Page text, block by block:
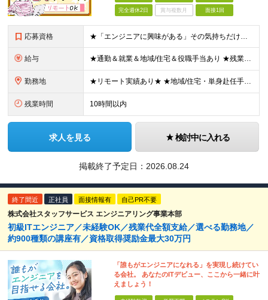
完全週休2日 賞与複数月 面接1回
応募資格 ★「エンジニアに興味がある」その気持ちだけでOK！ ■学歴不問 ■IT知識・実務経験は一切不問！未経験・第二新卒大歓迎 ★ITサポート・IT事務やエンジニアの経験をお持ちの方は優遇します！ 地方在住
給与 ★通勤＆就業＆地域/住宅＆役職手当あり ★残業代は全額支給 ★選べる給与制度あり！ ■東京・神奈川・千葉・埼玉勤務の場合 月給24.5万円～55万円＋諸手当 （残業代は全額支給） (20,000円の
勤務地 ★リモート実績あり★ ★地域/住宅・単身赴任手当などサポートも万全 ★転任費用や寮・社宅制度も完備しています ★勤務地については希望を考慮の上、決定します 『地元で働きたい』『新天地で挑戦したい』と
残業時間 10時間以内
求人を見る 検討中に入れる
掲載終了予定日： 2026.08.24
終了間近 正社員 面接情報有 自己PR不要
株式会社スタッフサービス エンジニアリング事業本部
初級ITエンジニア／未経験OK／残業代全額支給／選べる勤務地／
約900種類の講座有／資格取得奨励金最大30万円
「誰もがエンジニアになれる」を実現し続けてい
る会社。 あなたのITデビュー、ここから一緒に叶
えましょう！